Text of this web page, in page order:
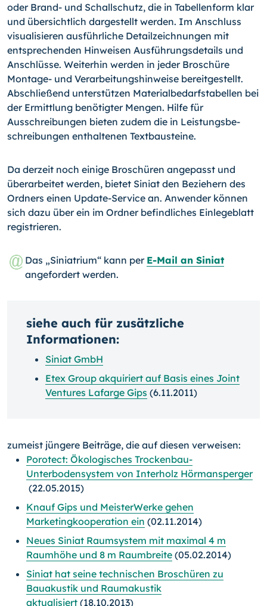
oder Brand- und Schallschutz, die in Tabellenform klar
und übersichtlich dargestellt werden. Im Anschluss
visualisie­ren ausführliche Detailzeichnungen mit
entsprechenden Hinweisen Ausführungsdetails und
Anschlüsse. Weiterhin werden in jeder Broschüre
Montage- und Verarbeitungshin­weise bereitgestellt.
Abschließend unterstützen Materialbedarfstabellen bei
der Ermitt­lung benötigter Mengen. Hilfe für
Ausschreibungen bieten zudem die in Leistungsbe­
schreibungen enthaltenen Textbausteine.
Da derzeit noch einige Broschüren angepasst und
überarbeitet werden, bietet Siniat den Beziehern des
Ordners einen Update-Service an. Anwender können
sich dazu über ein im Ordner befindliches Einlegeblatt
registrieren.
Das „Siniatrium“ kann per E-Mail an Siniat
angefordert werden.
siehe auch für zusätzliche
Informationen:
Siniat GmbH
Etex Group akquiriert auf Basis eines Joint
Ventures Lafarge Gips (6.11.2011)
zumeist jüngere Beiträge, die auf diesen verweisen:
Porotect: Ökologisches Trockenbau-
Unterbodensystem von Interholz Hörmansperger
(22.05.2015)
Knauf Gips und MeisterWerke gehen
Marketingkooperation ein (02.11.2014)
Neues Siniat Raumsystem mit maximal 4 m
Raumhöhe und 8 m Raumbreite (05.02.2014)
Siniat hat seine technischen Broschüren zu
Bauakustik und Raumakustik
aktualisiert (18.10.2013)